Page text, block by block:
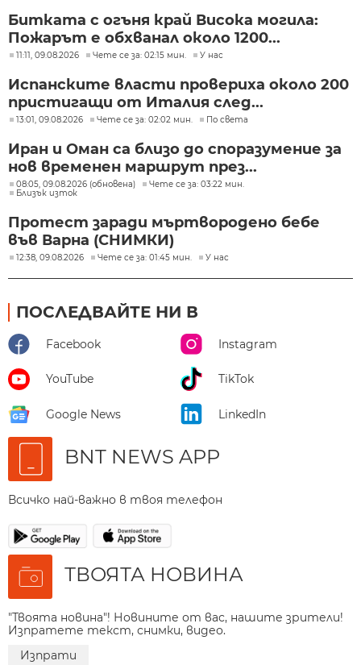
Битката с огъня край Висока могила:
Пожарът е обхванал около 1200...
11:11, 09.08.2026 Чете се за: 02:15 мин. У нас
Испанските власти провериха около 200
пристигащи от Италия след...
13:01, 09.08.2026 Чете се за: 02:02 мин. По света
Иран и Оман са близо до споразумение за
нов временен маршрут през...
08:05, 09.08.2026 (обновена)
Чете се за: 03:22 мин.
Близък изток
Протест заради мъртвородено бебе
във Варна (СНИМКИ)
12:38, 09.08.2026 Чете се за: 01:45 мин. У нас
ПОСЛЕДВАЙТЕ НИ В
Facebook Instagram
YouTube TikTok
Google News LinkedIn
BNT NEWS APP
Всичко най-важно в твоя телефон
ТВОЯТА НОВИНА
"Твоята новина"! Новините от вас, нашите зрители!
Изпратете текст, снимки, видео.
Изпрати